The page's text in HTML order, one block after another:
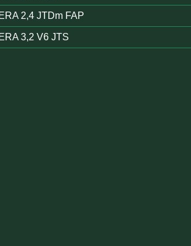
2,4 JTDm FAP
3,2 V6 JTS